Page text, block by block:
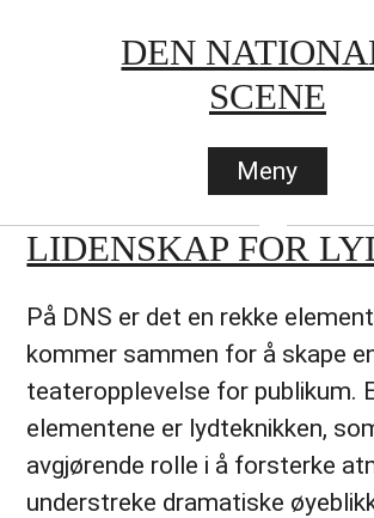
DEN
SCENE
Meny
LIDENSKAP FOR
På DNS er det en rekke
kommer sammen for å skape
teateropplevelse for publikum.
elementene er lydteknikken,
avgjørende rolle i å forsterke
understreke dramatiske